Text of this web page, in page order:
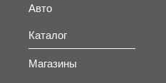
Авто
Каталог
Магазины